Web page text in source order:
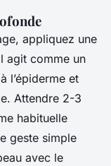
appliquez une
agit comme un
l’épiderme et
Attendre 2-3
habituelle
geste simple
avec le